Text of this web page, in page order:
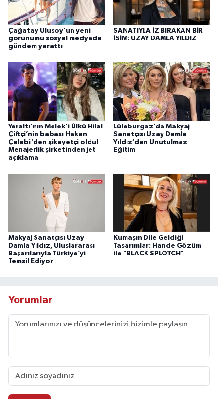
Çağatay Ulusoy'un yeni
görünümü sosyal medyada
gündem yarattı
SANATIYLA İZ BIRAKAN BİR
İSİM: UZAY DAMLA YILDIZ
Yeraltı'nın Melek'i Ülkü Hilal
Çiftçi’nin babası Hakan
Çelebi'den şikayetçi oldu!
Menajerlik şirketinden jet
açıklama
Lüleburgaz’da Makyaj
Sanatçısı Uzay Damla
Yıldız’dan Unutulmaz
Eğitim
Makyaj Sanatçısı Uzay
Damla Yıldız, Uluslararası
Başarılarıyla Türkiye’yi
Temsil Ediyor
Kumaşın Dile Geldiği
Tasarımlar: Hande Gözüm
ile "BLACK SPLOTCH"
Yorumlar